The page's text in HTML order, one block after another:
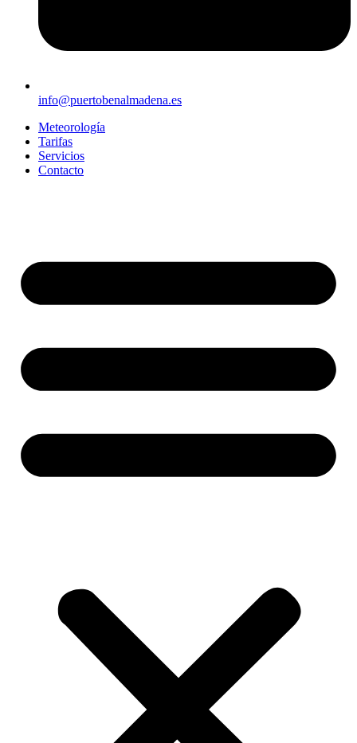
info@puertobenalmadena.es
Meteorología
Tarifas
Servicios
Contacto